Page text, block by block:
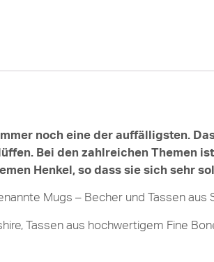
noch eine der auffälligsten.
Bei den zahlreichen Themen
Henkel, so dass sie sich sehr
Mugs – Becher und Tassen aus
Tassen aus hochwertigem Fine